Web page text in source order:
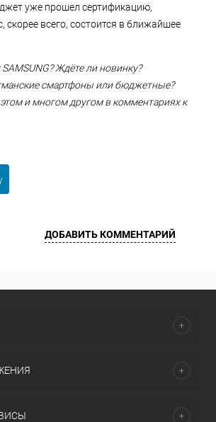
уже прошел сертификацию,
всего, состоится в ближайшее
Ждёте ли новинку?
смартфоны или бюджетные?
и многом другом в комментариях к
ДОБАВИТЬ КОММЕНТАРИЙ